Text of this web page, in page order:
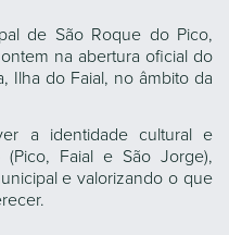
de São Roque do Pico,
na abertura oficial do
Ilha do Faial, no âmbito da
a identidade cultural e
Faial e São Jorge),
e valorizando o que